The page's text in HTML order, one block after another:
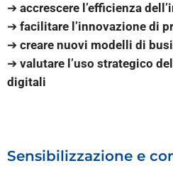
➔ accrescere l’efficienza
➔ facilitare l’innovazione di
➔ creare nuovi modelli di
➔ valutare l’uso strategico
digitali
Sensibilizzazione e